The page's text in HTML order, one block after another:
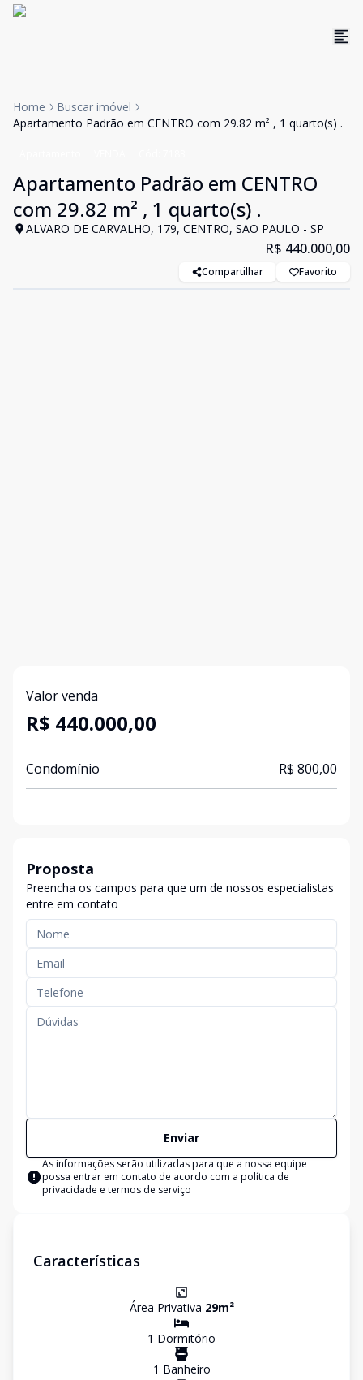
Home
Buscar imóvel
Apartamento Padrão em CENTRO com 29.82 m² , 1 quarto(s) .
Apartamento Padrão em CENTRO
com 29.82 m² , 1 quarto(s) .
ALVARO DE CARVALHO, 179, CENTRO, SAO PAULO - SP
R$ 440.000,00
Compartilhar Favorito
Valor venda
R$ 440.000,00
Condomínio R$ 800,00
Proposta
Preencha os campos para que um de nossos especialistas
entre em contato
Enviar
As informações serão utilizadas para que a nossa equipe
possa entrar em contato de acordo com a política de
privacidade e termos de serviço
Características
Área Privativa 29m²
1 Dormitório
1 Banheiro